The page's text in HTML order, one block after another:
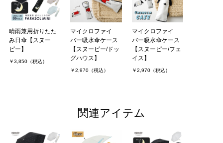
晴雨兼用折りたた
み日傘【スヌー
ピー】
￥3,850（税込）
マイクロファイ
バー吸水傘ケース
【スヌーピー/ドッ
グハウス】
￥2,970（税込）
マイクロファイ
バー吸水傘ケース
【スヌーピー/フェ
イス】
￥2,970（税込）
関連アイテム